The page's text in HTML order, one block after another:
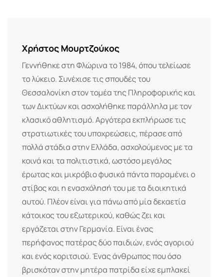
Χρήστος Μουρτζούκος
Γεννήθηκε στη Φλώρινα το 1984, όπου τελείωσε
το λύκειο. Συνέχισε τις σπουδές του
Θεσσαλονίκη στον τομέα της Πληροφορικής και
των Δικτύων και ασχολήθηκε παράλληλα με τον
κλασικό αθλητισμό. Αργότερα εκπλήρωσε τις
στρατιωτικές του υποχρεώσεις, πέρασε από
πολλά στάδια στην Ελλάδα, ασχολούμενος με τα
κοινά και τα πολιτιστικά, ωστόσο μεγάλος
έρωτας και μικρόβιο φυσικά πάντα παραμένει ο
στίβος και η ενασχόλησή του με τα διοικητικά
αυτού. Πλέον είναι για πάνω από μία δεκαετία
κάτοικος του εξωτερικού, καθώς ζει και
εργάζεται στην Γερμανία. Είναι ένας
περήφανος πατέρας δύο παιδιών, ενός αγοριού
και ενός κοριτσιού. Ένας άνθρωπος που όσο
βρισκόταν στην μητέρα πατρίδα είχε εμπλακεί